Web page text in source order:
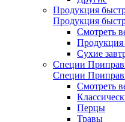
Продукция
Продукция
Смотреть
Продукция
Сухие
Специи
Специи
Смотреть
Перцы
Травы